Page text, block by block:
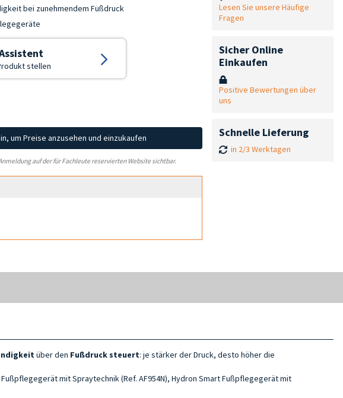
bei zunehmendem Fußdruck
stellen
um Preise anzusehen und einzukaufen
auf der für Fachleute reservierten Website sichtbar.
Lesen Sie unsere Häufige
Fragen
Sicher Online
Einkaufen
Positive Bewertungen über
uns
Schnelle Lieferung
in 2/3 Werktagen
über den Fußdrucksteuert: je stärker der Druck, desto höher die
Fußpflegegerätmit Spraytechnik (Ref. AF954N), Hydron Smart Fußpflegegerät mit